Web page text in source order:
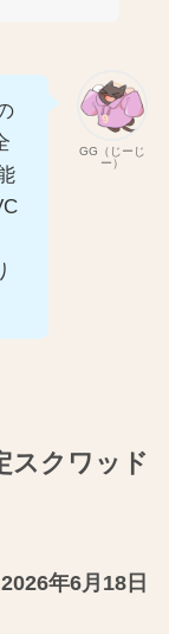
GG（じーじ
ー）
スクワッド
2026年6月18日